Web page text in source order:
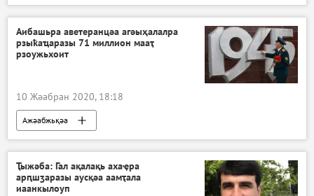
Аибашьра аветеранцәа агәыҳалалра
рзыҟаҵаразы 71 миллион мааҭ
рзоужьхоит
10 Жәабран 2020, 18:18
Ажәабжьқәа
Ҭыжәба: Гал ақалақь ахаҿра
арԥшӡаразы аусқәа аамҭала
иаанкылоуп